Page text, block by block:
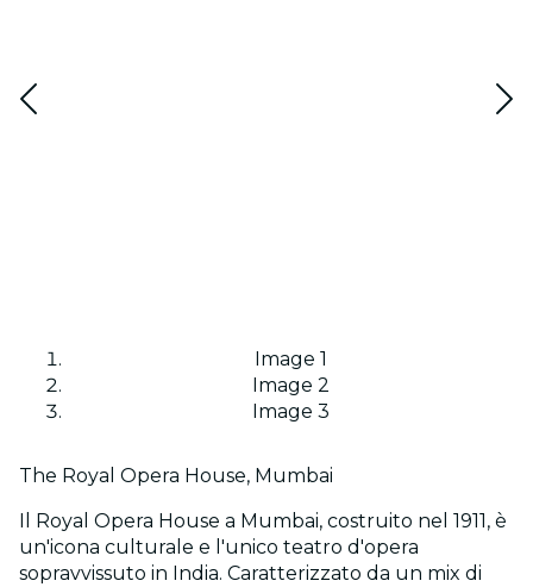
Image 1
Image 2
Image 3
The Royal Opera House, Mumbai
Il Royal Opera House a Mumbai, costruito nel 1911, è
un'icona culturale e l'unico teatro d'opera
sopravvissuto in India. Caratterizzato da un mix di